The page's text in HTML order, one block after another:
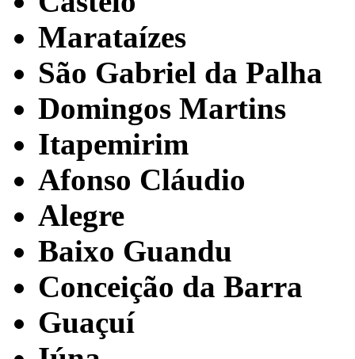
Marataízes
São Gabriel da Palha
Domingos Martins
Itapemirim
Afonso Cláudio
Alegre
Baixo Guandu
Conceição da Barra
Guaçuí